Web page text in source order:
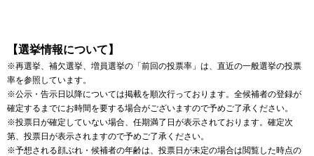
【選挙情報について】
※再選挙、補欠選挙、増員選挙の「前回の投票率」は、直近の一般選挙の投票
率を参照しています。
※公示・告示日以降については掲載を順次行っております。全候補者の登録が
確定するまでにお時間を要する場合がございますので予めご了承ください。
※投票日が確定していない場合、任期満了日が表示されております。確定次
第、投票日が表示されますので予めご了承ください。
※予想される顔ぶれ・候補者の年齢は、投票日が未定の場合は閲覧した時点の